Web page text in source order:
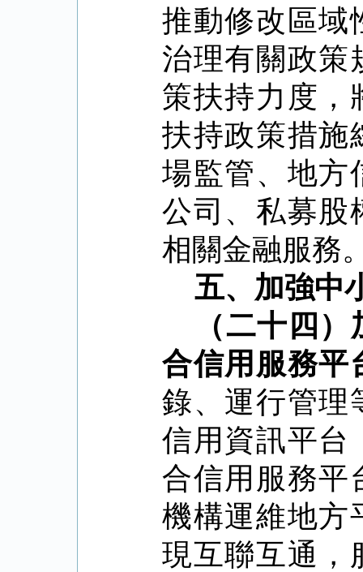
推動修改區域
治理有關政策
策扶持力度，
扶持政策措施
場監管、地方
公司、私募股
相關金融服務
五、加強中
（二十四
合信用服務平
錄、運行管理
信用資訊平台
合信用服務平
機構運維地方
現互聯互通，